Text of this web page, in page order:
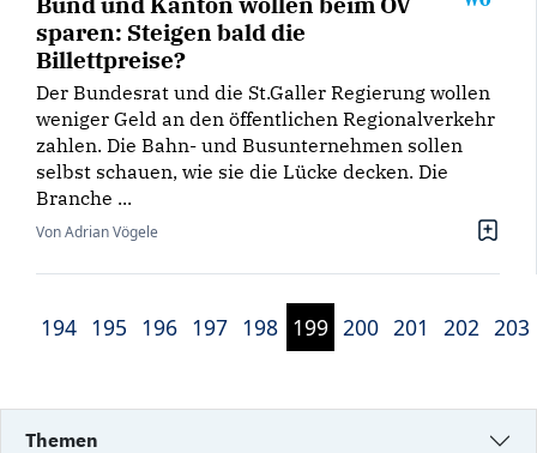
sparen: Steigen bald die
Billettpreise?
Der Bundesrat und die St.Galler Regierung wollen
weniger Geld an den öffentlichen Regionalverkehr
zahlen. Die Bahn- und Busunternehmen sollen
selbst schauen, wie sie die Lücke decken. Die
Branche ...
Von Adrian Vögele
194 195 196 197 198 199 200 201 202 203
Themen